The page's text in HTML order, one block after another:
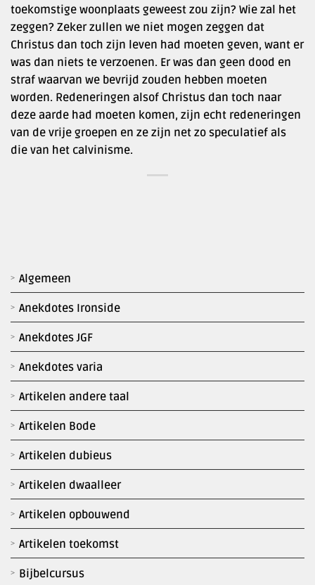
Algemeen
Anekdotes Ironside
Anekdotes JGF
Anekdotes varia
Artikelen andere taal
Artikelen Bode
Artikelen dubieus
Artikelen dwaalleer
Artikelen opbouwend
Artikelen toekomst
Bijbelcursus
toekomstige woonplaats geweest zou zijn? Wie zal het
zeggen? Zeker zullen we niet mogen zeggen dat
Christus dan toch zijn leven had moeten geven, want er
was dan niets te verzoenen. Er was dan geen dood en
straf waarvan we bevrijd zouden hebben moeten
worden. Redeneringen alsof Christus dan toch naar
deze aarde had moeten komen, zijn echt redeneringen
van de vrije groepen en ze zijn net zo speculatief als
die van het calvinisme.